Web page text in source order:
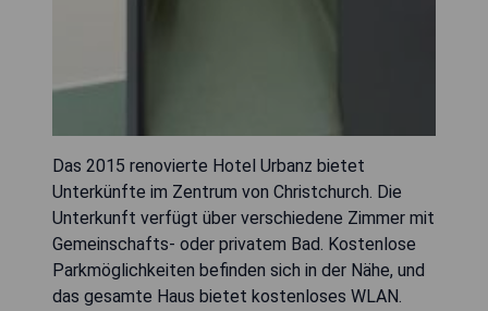
Das 2015 renovierte Hotel Urbanz bietet
Unterkünfte im Zentrum von Christchurch. Die
Unterkunft verfügt über verschiedene Zimmer mit
Gemeinschafts- oder privatem Bad. Kostenlose
Parkmöglichkeiten befinden sich in der Nähe, und
das gesamte Haus bietet kostenloses WLAN.